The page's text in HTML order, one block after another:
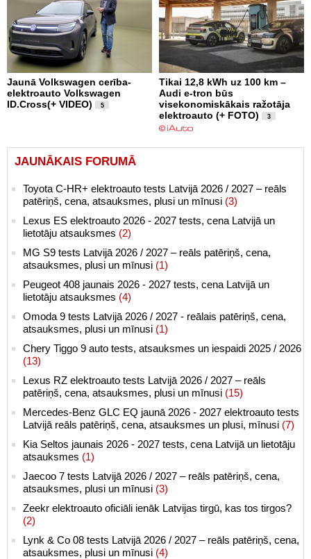
Jaunā Volkswagen cerība-
elektroauto Volkswagen
ID.Cross(+ VIDEO)
5
Tikai 12,8 kWh uz 100 km –
Audi e-tron būs
visekonomiskākais ražotāja
elektroauto (+ FOTO)
3
JAUNĀKAIS FORUMĀ
Toyota C-HR+ elektroauto tests Latvijā 2026 / 2027 – reāls
patēriņš, cena, atsauksmes, plusi un mīnusi (3)
Lexus ES elektroauto 2026 - 2027 tests, cena Latvijā un
lietotāju atsauksmes (2)
MG S9 tests Latvijā 2026 / 2027 – reāls patēriņš, cena,
atsauksmes, plusi un mīnusi (1)
Peugeot 408 jaunais 2026 - 2027 tests, cena Latvijā un
lietotāju atsauksmes (4)
Omoda 9 tests Latvijā 2026 / 2027 - reālais patēriņš, cena,
atsauksmes, plusi un mīnusi (1)
Chery Tiggo 9 auto tests, atsauksmes un iespaidi 2025 / 2026
(13)
Lexus RZ elektroauto tests Latvijā 2026 / 2027 – reāls
patēriņš, cena, atsauksmes, plusi un mīnusi (15)
Mercedes-Benz GLC EQ jaunā 2026 - 2027 elektroauto tests
Latvijā reāls patēriņš, cena, atsauksmes un plusi, mīnusi (7)
Kia Seltos jaunais 2026 - 2027 tests, cena Latvijā un lietotāju
atsauksmes (1)
Jaecoo 7 tests Latvijā 2026 / 2027 – reāls patēriņš, cena,
atsauksmes, plusi un mīnusi (3)
Zeekr elektroauto oficiāli ienāk Latvijas tirgū, kas tos tirgos?
(2)
Lynk & Co 08 tests Latvijā 2026 / 2027 – reāls patēriņš, cena,
atsauksmes, plusi un mīnusi (4)